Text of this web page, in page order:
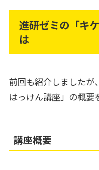
進研ゼミの「キ
は
前回も紹介しましたが
はっけん講座」の概要
講座概要